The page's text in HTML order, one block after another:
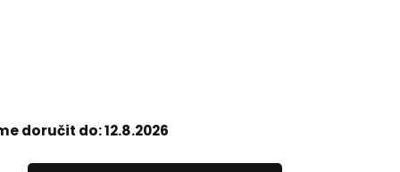
doručit do:12.8.2026